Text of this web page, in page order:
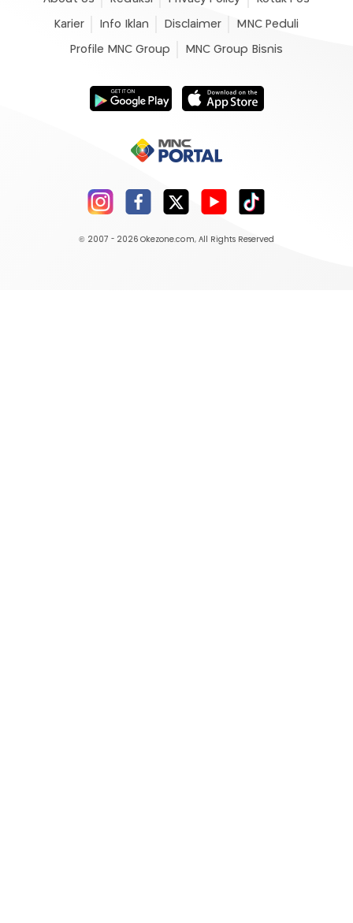
Karier Info Iklan Disclaimer MNC Peduli
Profile MNC Group MNC Group Bisnis
© 2007 - 2026 Okezone.com, All Rights Reserved